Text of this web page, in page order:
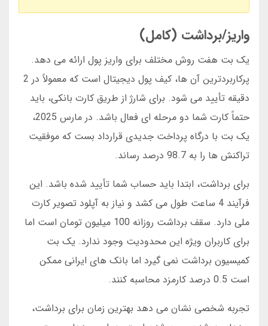
واریز/برداشت (کامل)
یک بت هفت روش مختلف برای واریز پول ارائه می دهد.
پرکاربردترین آن ها، کیف پول دیجیتال است که معمولاً در 2
دقیقه تأیید می شود. برای شارژ از طریق کارت بانکی، باید
حتماً کارت شما دو مرحله ای فعال باشد. در مارس 2025،
یک بت با درگاه پرداخت جدیدی قرارداد بست که موفقیت
تراکنش ها را به 98.7 درصد رساند.
برای برداشت، ابتدا باید حساب شما تأیید شده باشد. این
فرآیند 4 ساعت طول می کشد و نیاز به آپلود تصویر کارت
ملی دارد. سقف برداشت روزانه 100 میلیون تومان است اما
برای کاربران ویژه این محدودیت وجود ندارد. یک بت
کمیسیون برداشت نمی گیرد اما بانک های ایرانی ممکن
است 0.5 درصد کارمزد محاسبه کنند.
تجربه شخصی نشان می دهد بهترین زمان برای برداشت،